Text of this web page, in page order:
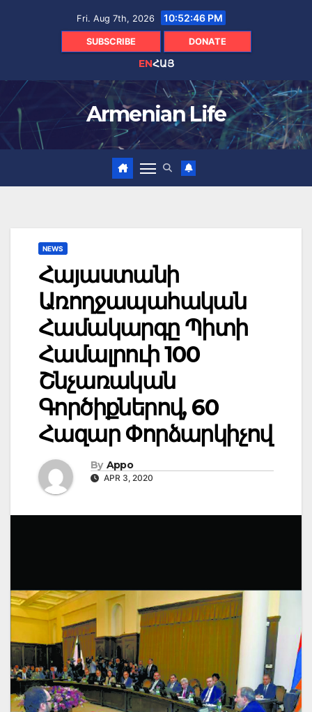
Fri. Aug 7th, 2026 10:52:47 PM
SUBSCRIBE DONATE
ENՀԱՅ
Armenian Life
NEWS
Հայաստանի
Առողջապահական
Համակարգը Պիտի
Համալրուի 100
Շնչառական
Գործիքներով, 60
Հազար Փորձարկիչով
By Appo
APR 3, 2020